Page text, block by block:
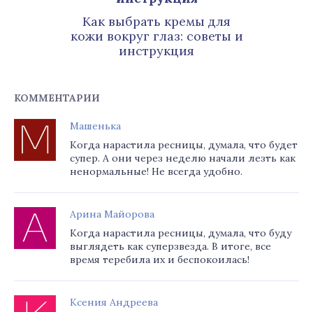
Как выбрать кремы для
кожи вокруг глаз: советы и
инструкция
КОММЕНТАРИИ
Машенька
Когда нарастила ресницы, думала, что будет
супер. А они через неделю начали лезть как
ненормальные! Не всегда удобно.
Арина Майорова
Когда нарастила ресницы, думала, что буду
выглядеть как суперзвезда. В итоге, все
время теребила их и беспокоилась!
Ксения Андреева